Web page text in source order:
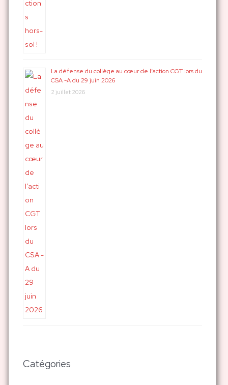
La défense du collège au cœur de l’action CGT lors du
CSA -A du 29 juin 2026
2 juillet 2026
Catégories